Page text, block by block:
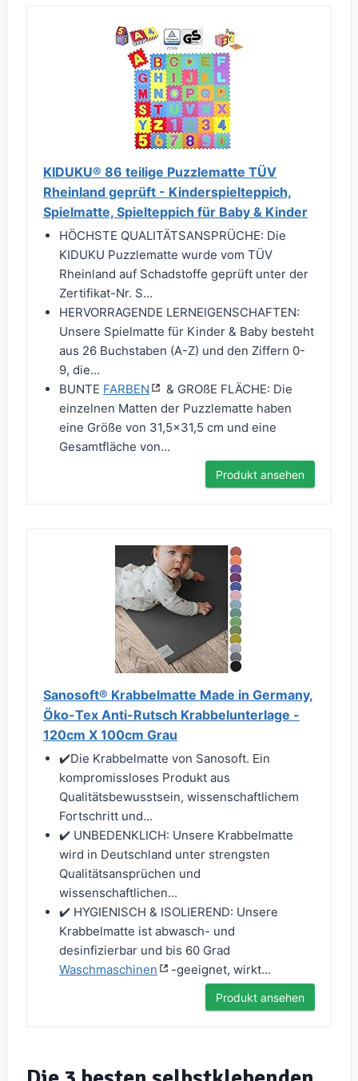
KIDUKU® 86 teilige Puzzlematte TÜV
Rheinland geprüft - Kinderspielteppich,
Spielmatte, Spielteppich für Baby & Kinder
HÖCHSTE QUALITÄTSANSPRÜCHE: Die
KIDUKU Puzzlematte wurde vom TÜV
Rheinland auf Schadstoffe geprüft unter der
Zertifikat-Nr. S...
HERVORRAGENDE LERNEIGENSCHAFTEN:
Unsere Spielmatte für Kinder & Baby besteht
aus 26 Buchstaben (A-Z) und den Ziffern 0-
9, die...
BUNTE FARBEN
& GROßE FLÄCHE: Die
einzelnen Matten der Puzzlematte haben
eine Größe von 31,5x31,5 cm und eine
Gesamtfläche von...
Produkt ansehen
Sanosoft® Krabbelmatte Made in Germany,
Öko-Tex Anti-Rutsch Krabbelunterlage -
120cm X 100cm Grau
✔️Die Krabbelmatte von Sanosoft. Ein
kompromissloses Produkt aus
Qualitätsbewusstsein, wissenschaftlichem
Fortschritt und...
✔️ UNBEDENKLICH: Unsere Krabbelmatte
wird in Deutschland unter strengsten
Qualitätsansprüchen und
wissenschaftlichen...
✔️ HYGIENISCH & ISOLIEREND: Unsere
Krabbelmatte ist abwasch- und
desinfizierbar und bis 60 Grad
Waschmaschinen
-geeignet, wirkt...
Produkt ansehen